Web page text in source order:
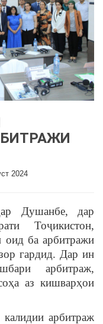
2024
Душанбе, дар
Тоҷикистон,
оид ба арбитражи
гардид. Дар ин
арбитраж,
аз кишварҳои
арбитраж